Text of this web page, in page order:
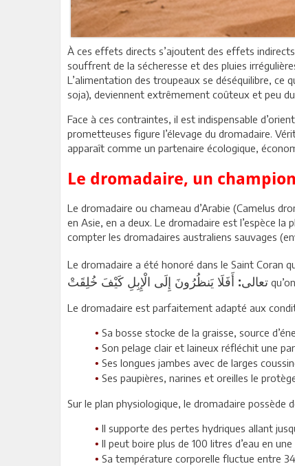
À ces effets directs s’ajoutent des effets
souffrent de la sécheresse et des pluies
L’alimentation des troupeaux se déséquilibre,
soja), deviennent extrêmement coûteux et peu
Face à ces contraintes, il est indispensable
prometteuses figure l’élevage du dromadaire.
apparaît comme un partenaire écologique,
Le dromadaire, un
Le dromadaire ou chameau d’Arabie (Camelus
en Asie, en a deux. Le dromadaire est l’espèce
compter les dromadaires australiens sauvages
Le dromadaire a été honoré dans le Saint Coran
تعالى: أَفَلَا يَنظُرُونَ إِلَى الْإِبِلِ كَيْفَ خُلِقَتْ
Le dromadaire est parfaitement adapté aux
• Sa bosse stocke de la graisse, source
• Son pelage clair et laineux réfléchit une
• Ses longues jambes avec de larges
• Ses paupières, narines et oreilles le
Sur le plan physiologique, le dromadaire possède
• Il supporte des pertes hydriques allant
• Il peut boire plus de 100 litres d’eau en
• Sa température corporelle fluctue entre